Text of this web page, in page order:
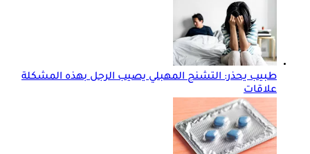
طبيب يحذر: التشنج المهبلي يصيب الرجل بهذه المشكلة
علاقات